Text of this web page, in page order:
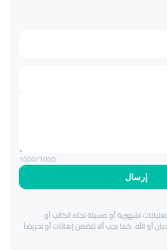
إرسال
1000/1000
تشهيرية أو مسيئة تجاه الكاتب أو
أو الله. كما يجب ألا تتضمن إهانات أو تحريضاً